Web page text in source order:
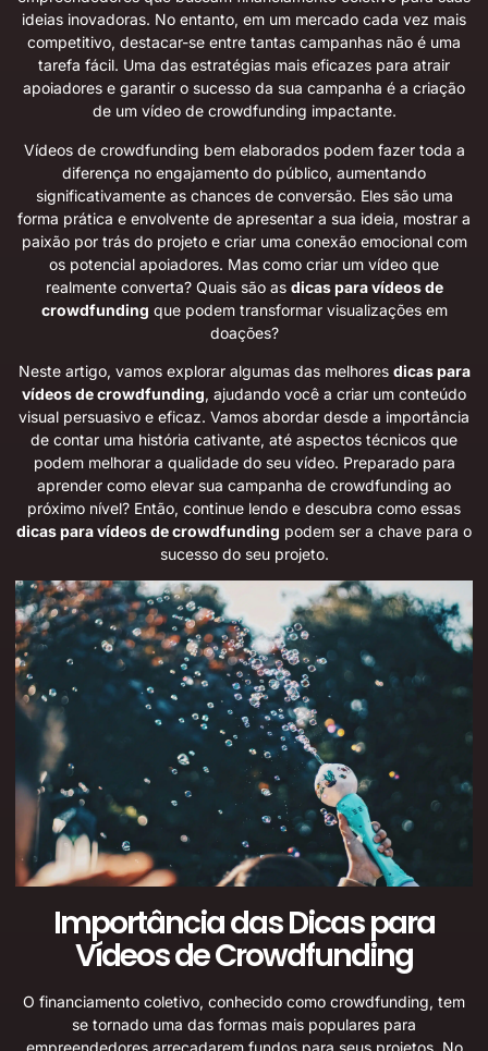
ideias inovadoras. No entanto, em um mercado cada vez mais
competitivo, destacar-se entre tantas campanhas não é uma
tarefa fácil. Uma das estratégias mais eficazes para atrair
apoiadores e garantir o sucesso da sua campanha é a criação
de um vídeo de crowdfunding impactante.
Vídeos de crowdfunding bem elaborados podem fazer toda a
diferença no engajamento do público, aumentando
significativamente as chances de conversão. Eles são uma
forma prática e envolvente de apresentar a sua ideia, mostrar a
paixão por trás do projeto e criar uma conexão emocional com
os potencial apoiadores. Mas como criar um vídeo que
realmente converta? Quais são as dicas para vídeos de
crowdfunding que podem transformar visualizações em
doações?
Neste artigo, vamos explorar algumas das melhores dicas para
vídeos de crowdfunding, ajudando você a criar um conteúdo
visual persuasivo e eficaz. Vamos abordar desde a importância
de contar uma história cativante, até aspectos técnicos que
podem melhorar a qualidade do seu vídeo. Preparado para
aprender como elevar sua campanha de crowdfunding ao
próximo nível? Então, continue lendo e descubra como essas
dicas para vídeos de crowdfunding podem ser a chave para o
sucesso do seu projeto.
Importância das Dicas para
Vídeos de Crowdfunding
O financiamento coletivo, conhecido como crowdfunding, tem
se tornado uma das formas mais populares para
empreendedores arrecadarem fundos para seus projetos. No